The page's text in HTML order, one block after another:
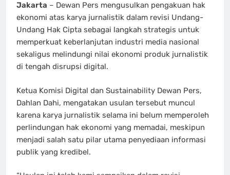
Jakarta – Dewan Pers mengusulkan pengakuan hak
ekonomi atas karya jurnalistik dalam revisi Undang-
Undang Hak Cipta sebagai langkah strategis untuk
memperkuat keberlanjutan industri media nasional
sekaligus melindungi nilai ekonomi produk jurnalistik
di tengah disrupsi digital.
Ketua Komisi Digital dan Sustainability Dewan Pers,
Dahlan Dahi, mengatakan usulan tersebut muncul
karena karya jurnalistik selama ini belum memperoleh
perlindungan hak ekonomi yang memadai, meskipun
menjadi salah satu pilar utama penyediaan informasi
publik yang kredibel.